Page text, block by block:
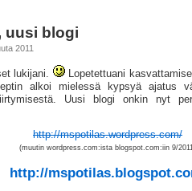
uusi blogi
2011
lukijani.
Lopetettuani
alkoi mielessä kypsyä ajatus
Uusi blogi onkin nyt
http://mspotilas.wordpress.com/
(muutin wordpress.com:ista blogspot.com:iin 9/
http://